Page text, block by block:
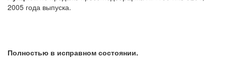
2005 года выпуска.
Полностью в исправном состоянии.